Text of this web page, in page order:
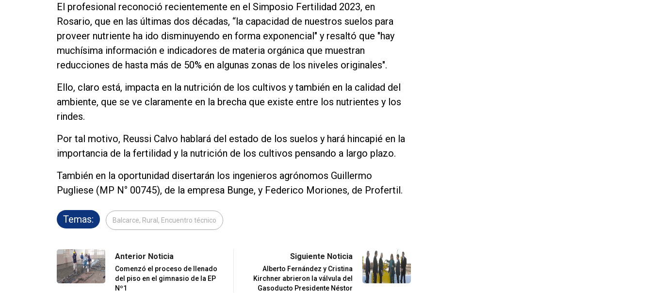
El profesional reconoció recientemente en el Simposio Fertilidad 2023, en
Rosario, que en las últimas dos décadas, “la capacidad de nuestros suelos para
proveer nutriente ha ido disminuyendo en forma exponencial" y resaltó que "hay
muchísima información e indicadores de materia orgánica que muestran
reducciones de hasta más de 50% en algunas zonas de los niveles originales".
Ello, claro está, impacta en la nutrición de los cultivos y también en la calidad del
ambiente, que se ve claramente en la brecha que existe entre los nutrientes y los
rindes.
Por tal motivo, Reussi Calvo hablará del estado de los suelos y hará hincapié en la
importancia de la fertilidad y la nutrición de los cultivos pensando a largo plazo.
También en la oportunidad disertarán los ingenieros agrónomos Guillermo
Pugliese (MP N° 00745), de la empresa Bunge, y Federico Moriones, de Profertil.
Temas: Balcarce, Rural, Encuentro técnico
Anterior Noticia
Comenzó el proceso de llenado
del piso en el gimnasio de la EP
Nº1
Siguiente Noticia
Alberto Fernández y Cristina
Kirchner abrieron la válvula del
Gasoducto Presidente Néstor